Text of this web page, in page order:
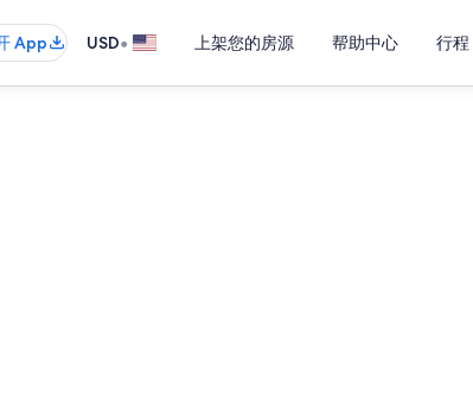
App USD• 上架您的房源 帮助中心 行程